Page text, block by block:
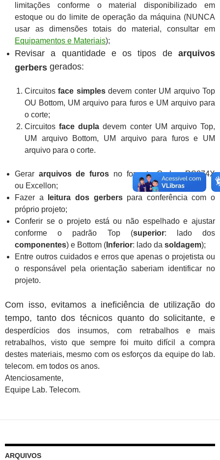
limitações conforme o material disponibilizado em
estoque ou do limite de operação da máquina (NUNCA
usar as dimensões totais do material, consultar em
Equipamentos e Materiais);
Revisar a quantidade e os tipos de arquivos
gerbers gerados:
Circuitosface simplesdevem conter UM arquivo Top
OU Bottom, UM arquivo para furos e UM arquivo para
o corte;
Circuitosface dupla devem conter UM arquivo Top,
UM arquivo Bottom, UM arquivo para furos e UM
arquivo para o corte.
Gerar arquivos de furos no formato Gerber RS274X
ou Excellon;
Fazer a
leitura dos gerberspara conferência com o
próprio projeto;
Conferir se o projeto está ou não espelhado e ajustar
conforme o padrão Top (superior: lado dos
componentes) e Bottom ( Inferior: lado da soldagem);
Entre outros cuidados e erros que apenas o projetista ou
o responsável pela orientação saberiam identificar no
projeto.
Com isso, evitamos a ineficiência de utilização do
tempo, tanto dos técnicos quanto do solicitante, e
desperdícios dos insumos, com retrabalhos e mais
retrabalhos, visto que sempre foi muito difícil a compra
destes materiais, mesmo com os esforços da equipe do lab.
telecom. em todos os anos.
Atenciosamente,
Equipe Lab. Telecom.
ARQUIVOS